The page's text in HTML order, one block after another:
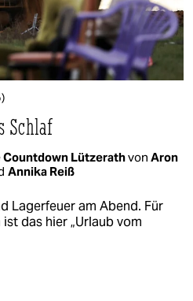
Schlaf
Countdown Lützerathvon Aron
Annika Reiß
Lagerfeuer am Abend. Für
das hier „Urlaub vom